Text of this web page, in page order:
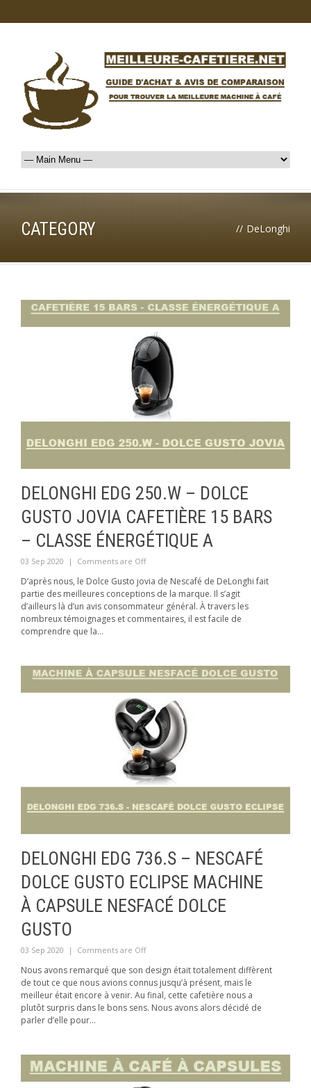
CATEGORY // DeLonghi
DELONGHI EDG 250.W – DOLCE
GUSTO JOVIA CAFETIÈRE 15 BARS
– CLASSE ÉNERGÉTIQUE A
03 Sep 2020 | Comments are Off
D’après nous, le Dolce Gusto jovia de Nescafé de DeLonghi fait
partie des meilleures conceptions de la marque. Il s’agit
d’ailleurs là d’un avis consommateur général. À travers les
nombreux témoignages et commentaires, il est facile de
comprendre que la...
DELONGHI EDG 736.S – NESCAFÉ
DOLCE GUSTO ECLIPSE MACHINE
À CAPSULE NESFACÉ DOLCE
GUSTO
03 Sep 2020 | Comments are Off
Nous avons remarqué que son design était totalement diffèrent
de tout ce que nous avions connus jusqu’à présent, mais le
meilleur était encore à venir. Au final, cette cafetière nous a
plutôt surpris dans le bons sens. Nous avons alors décidé de
parler d’elle pour...